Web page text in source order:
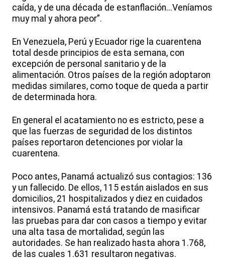
caída, y de una década de estanflación...Veníamos
muy mal y ahora peor”.
En Venezuela, Perú y Ecuador rige la cuarentena
total desde principios de esta semana, con
excepción de personal sanitario y de la
alimentación. Otros países de la región adoptaron
medidas similares, como toque de queda a partir
de determinada hora.
En general el acatamiento no es estricto, pese a
que las fuerzas de seguridad de los distintos
países reportaron detenciones por violar la
cuarentena.
Poco antes, Panamá actualizó sus contagios: 136
y un fallecido. De ellos, 115 están aislados en sus
domicilios, 21 hospitalizados y diez en cuidados
intensivos. Panamá está tratando de masificar
las pruebas para dar con casos a tiempo y evitar
una alta tasa de mortalidad, según las
autoridades. Se han realizado hasta ahora 1.768,
de las cuales 1.631 resultaron negativas.